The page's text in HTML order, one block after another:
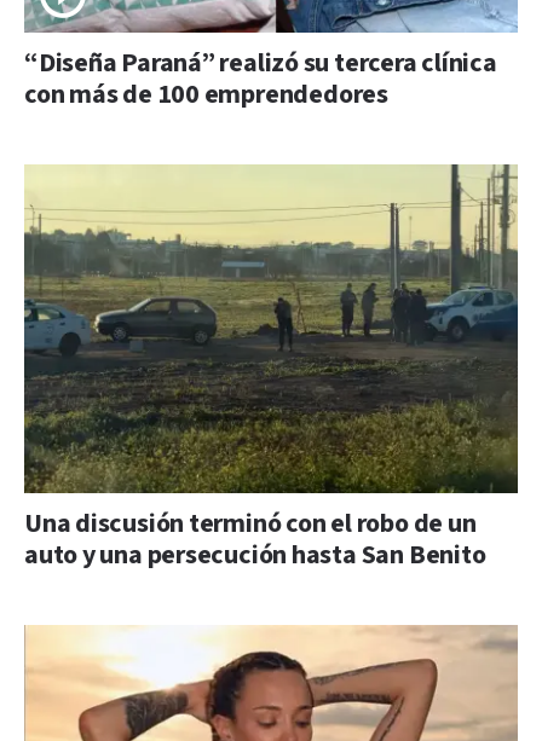
“Diseña Paraná” realizó su tercera clínica
con más de 100 emprendedores
Una discusión terminó con el robo de un
auto y una persecución hasta San Benito